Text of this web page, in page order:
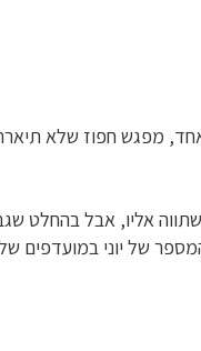
אחד, מפגש חפוז שלא
אליו, אבל בהחלט
של יוני במועדפים